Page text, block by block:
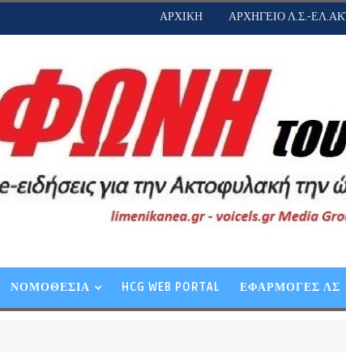
ΑΡΧΙΚΗ ΑΡΧΗΓΕΙΟ Λ.Σ.-
ΝΟΜΟΘΕΣΙΑ HCG WEB PORTAL ΕΦΑΡΜΟΓΕΣ ΛΣ